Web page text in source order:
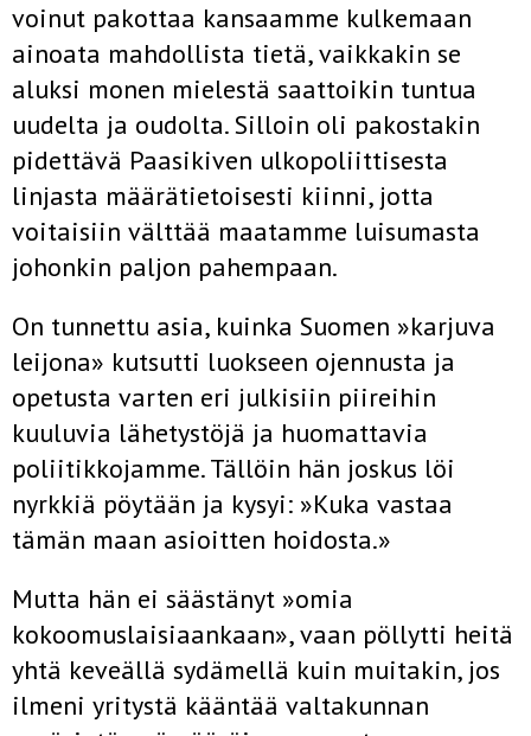
voinut pakottaa kansaamme kulkemaan
ainoata mahdollista tietä, vaikkakin se
aluksi monen mielestä saattoikin tuntua
uudelta ja oudolta. Silloin oli pakostakin
pidettävä Paasikiven ulkopoliittisesta
linjasta määrätietoisesti kiinni, jotta
voitaisiin välttää maatamme luisumasta
johonkin paljon pahempaan.
On tunnettu asia, kuinka Suomen »karjuva
leijona» kutsutti luokseen ojennusta ja
opetusta varten eri julkisiin piireihin
kuuluvia lähetystöjä ja huomattavia
poliitikkojamme. Tällöin hän joskus löi
nyrkkiä pöytään ja kysyi: »Kuka vastaa
tämän maan asioitten hoidosta.»
Mutta hän ei säästänyt »omia
kokoomuslaisiaankaan», vaan pöllytti heitä
yhtä keveällä sydämellä kuin muitakin, jos
ilmeni yritystä kääntää valtakunnan